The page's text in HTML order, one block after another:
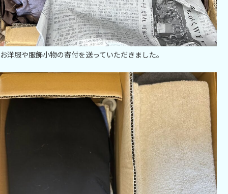
お洋服や服飾小物の寄付を送っていただきました。